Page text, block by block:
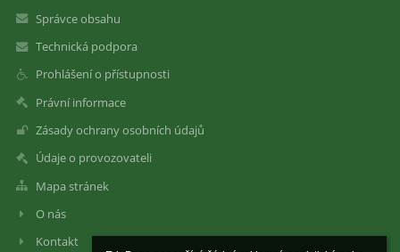
Správce obsahu
Technická podpora
Prohlášení o přístupnosti
Právní informace
Zásady ochrany osobních údajů
Údaje o provozovateli
Mapa stránek
O nás
Kontakt